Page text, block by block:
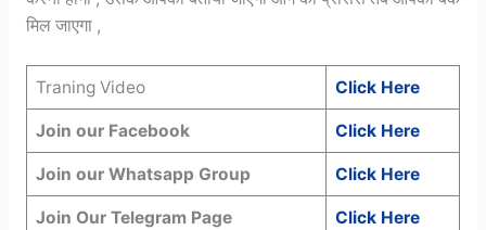
मिल जाएगा ,
Traning Video Click Here
Join our Facebook Click Here
Join our Whatsapp Group Click Here
Join Our Telegram Page Click Here